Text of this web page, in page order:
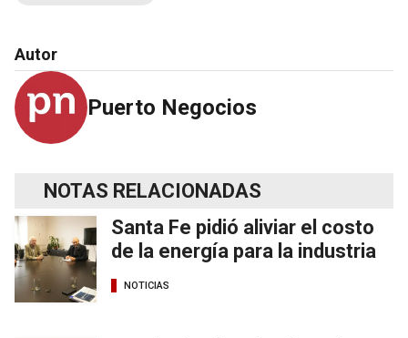
Autor
Puerto Negocios
NOTAS RELACIONADAS
Santa Fe pidió aliviar el costo
de la energía para la industria
NOTICIAS